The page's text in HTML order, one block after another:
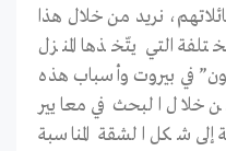
نريد من خلال هذا
التي يتّخذها المنزل
في بيروت وأسباب هذه
خلال البحث في معايير
إلى شكل الشقة المناسبة